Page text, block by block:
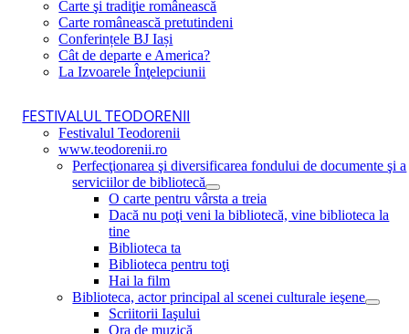
Carte şi tradiţie românească
Carte românească pretutindeni
Conferințele BJ Iași
Cât de departe e America?
La Izvoarele Înţelepciunii
FESTIVALUL TEODORENII
Festivalul Teodorenii
www.teodorenii.ro
Perfecţionarea şi diversificarea fondului de documente şi a
serviciilor de bibliotecă
O carte pentru vârsta a treia
Dacă nu poţi veni la bibliotecă, vine biblioteca la
tine
Biblioteca ta
Biblioteca pentru toţi
Hai la film
Biblioteca, actor principal al scenei culturale ieşene
Scriitorii Iaşului
Ora de muzică